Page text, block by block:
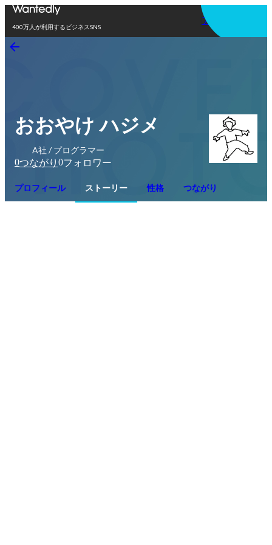
400万人が利用するビジネスSNS
アプリを使う
おおやけ ハジメ
A社 / プログラマー
0つながり 0フォロワー
プロフィール ストーリー 性格 つながり